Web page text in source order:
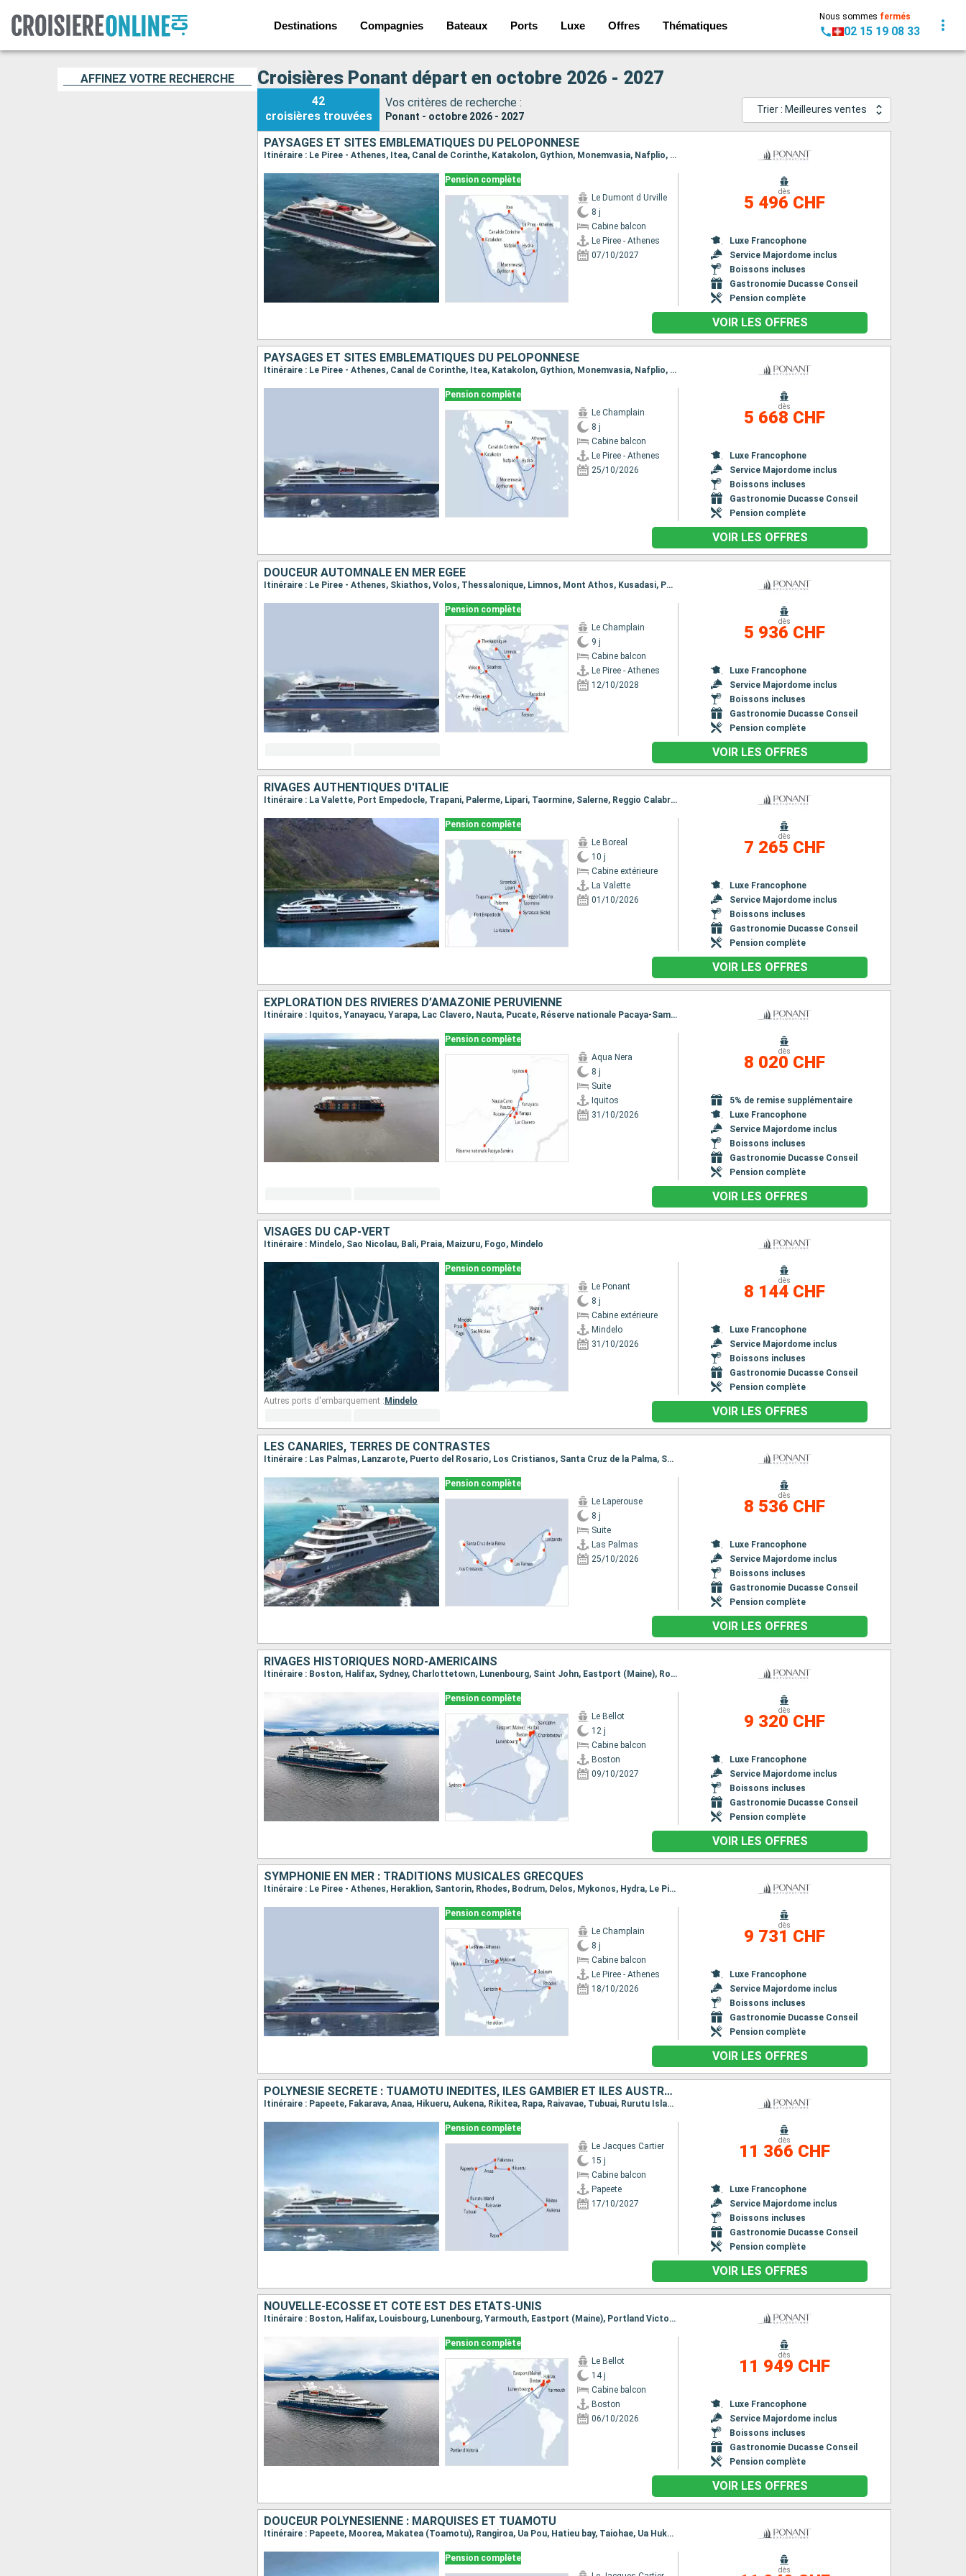
Destinations Compagnies Bateaux Ports Luxe Offres Thématiques
Nous sommes fermés
02 15 19 08 33
AFFINEZ VOTRE RECHERCHE Croisières Ponant départ en octobre 2026 - 2027
42
croisières trouvées
Vos critères de recherche :
Ponant - octobre 2026 - 2027
Trier : Meilleures ventes
PAYSAGES ET SITES EMBLÉMATIQUES DU PÉLOPONNÈSE
Itinéraire : Le Piree - Athenes, Itea, Canal de Corinthe, Katakolon, Gythion, Monemvasia, Nafplio, Hydra, Le Piree - Athenes
Pension complète
Le Dumont d Urville
8 j
Cabine balcon
Le Piree - Athenes
07/10/2027
dès
5 496 CHF
Luxe Francophone
Service Majordome inclus
Boissons incluses
Gastronomie Ducasse Conseil
Pension complète
VOIR LES OFFRES
PAYSAGES ET SITES EMBLÉMATIQUES DU PÉLOPONNÈSE
Itinéraire : Le Piree - Athenes, Canal de Corinthe, Itea, Katakolon, Gythion, Monemvasia, Nafplio, Hydra, Le Piree - Athenes
Pension complète
Le Champlain
8 j
Cabine balcon
Le Piree - Athenes
25/10/2026
dès
5 668 CHF
Luxe Francophone
Service Majordome inclus
Boissons incluses
Gastronomie Ducasse Conseil
Pension complète
VOIR LES OFFRES
DOUCEUR AUTOMNALE EN MER EGÉE
Itinéraire : Le Piree - Athenes, Skiathos, Volos, Thessalonique, Limnos, Mont Athos, Kusadasi, Patmos, Hydra, Le Piree - Athenes
Pension complète
Le Champlain
9 j
Cabine balcon
Le Piree - Athenes
12/10/2028
dès
5 936 CHF
Luxe Francophone
Service Majordome inclus
Boissons incluses
Gastronomie Ducasse Conseil
Pension complète
VOIR LES OFFRES
RIVAGES AUTHENTIQUES D'ITALIE
Itinéraire : La Valette, Port Empedocle, Trapani, Palerme, Lipari, Taormine, Salerne, Reggio Calabria, Stromboli, Syracuse (Sicile), La Valette
Pension complète
Le Boreal
10 j
Cabine extérieure
La Valette
01/10/2026
dès
7 265 CHF
Luxe Francophone
Service Majordome inclus
Boissons incluses
Gastronomie Ducasse Conseil
Pension complète
VOIR LES OFFRES
EXPLORATION DES RIVIÈRES D’AMAZONIE PÉRUVIENNE
Itinéraire : Iquitos, Yanayacu, Yarapa, Lac Clavero, Nauta, Pucate, Réserve nationale Pacaya-Samiria, Nauta Cano, Iquitos
Pension complète
Aqua Nera
8 j
Suite
Iquitos
31/10/2026
dès
8 020 CHF
5% de remise supplémentaire
Luxe Francophone
Service Majordome inclus
Boissons incluses
Gastronomie Ducasse Conseil
Pension complète
VOIR LES OFFRES
VISAGES DU CAP-VERT
Itinéraire : Mindelo, Sao Nicolau, Bali, Praia, Maizuru, Fogo, Mindelo
Pension complète
Le Ponant
8 j
Cabine extérieure
Mindelo
31/10/2026
dès
8 144 CHF
Luxe Francophone
Service Majordome inclus
Boissons incluses
Gastronomie Ducasse Conseil
Pension complète
Autres ports d'embarquement : Mindelo
VOIR LES OFFRES
LES CANARIES, TERRES DE CONTRASTES
Itinéraire : Las Palmas, Lanzarote, Puerto del Rosario, Los Cristianos, Santa Cruz de la Palma, San Sebastian de la gomera, Las Palmas
Pension complète
Le Laperouse
8 j
Suite
Las Palmas
25/10/2026
dès
8 536 CHF
Luxe Francophone
Service Majordome inclus
Boissons incluses
Gastronomie Ducasse Conseil
Pension complète
VOIR LES OFFRES
RIVAGES HISTORIQUES NORD-AMÉRICAINS
Itinéraire : Boston, Halifax, Sydney, Charlottetown, Lunenbourg, Saint John, Eastport (Maine), Rockland, Oak Bluffs, Boston
Pension complète
Le Bellot
12 j
Cabine balcon
Boston
09/10/2027
dès
9 320 CHF
Luxe Francophone
Service Majordome inclus
Boissons incluses
Gastronomie Ducasse Conseil
Pension complète
VOIR LES OFFRES
SYMPHONIE EN MER : TRADITIONS MUSICALES GRECQUES
Itinéraire : Le Piree - Athenes, Heraklion, Santorin, Rhodes, Bodrum, Delos, Mykonos, Hydra, Le Piree - Athenes
Pension complète
Le Champlain
8 j
Cabine balcon
Le Piree - Athenes
18/10/2026
dès
9 731 CHF
Luxe Francophone
Service Majordome inclus
Boissons incluses
Gastronomie Ducasse Conseil
Pension complète
VOIR LES OFFRES
POLYNÉSIE SECRÈTE : TUAMOTU INÉDITES, ÎLES GAMBIER ET ÎLES AUSTRALES
Itinéraire : Papeete, Fakarava, Anaa, Hikueru, Aukena, Rikitea, Rapa, Raivavae, Tubuai, Rurutu Island, Papeete
Pension complète
Le Jacques Cartier
15 j
Cabine balcon
Papeete
17/10/2027
dès
11 366 CHF
Luxe Francophone
Service Majordome inclus
Boissons incluses
Gastronomie Ducasse Conseil
Pension complète
VOIR LES OFFRES
NOUVELLE-ÉCOSSE ET CÔTE EST DES ÉTATS-UNIS
Itinéraire : Boston, Halifax, Louisbourg, Lunenbourg, Yarmouth, Eastport (Maine), Portland Victoria, Provincetown, Newport - port (Rhode Island), New York, Oak Bluffs, Boston
Pension complète
Le Bellot
14 j
Cabine balcon
Boston
06/10/2026
dès
11 949 CHF
Luxe Francophone
Service Majordome inclus
Boissons incluses
Gastronomie Ducasse Conseil
Pension complète
VOIR LES OFFRES
DOUCEUR POLYNÉSIENNE : MARQUISES ET TUAMOTU
Itinéraire : Papeete, Moorea, Makatea (Toamotu), Rangiroa, Ua Pou, Hatieu bay, Taiohae, Ua Huka, Hanaiapa, Puama'u, Hiva Oa, Bay of Virgins, Omoa, Hapatoni, Fakarava, Papeete
Pension complète
dès